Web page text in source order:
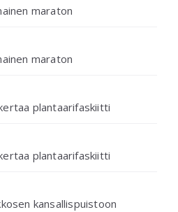
maraton
maraton
plantaarifaskiitti
plantaarifaskiitti
kansallispuistoon